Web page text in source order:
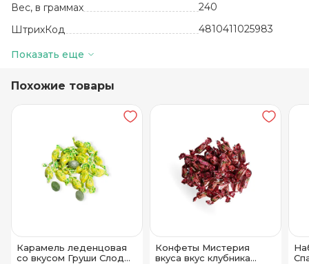
Вес, в граммах
240
ШтрихКод
4810411025983
Артикул
Жиры, в граммах (на 100 г)
19
Количество в упаковке
14
Срок годности
6 месяцев
от +15до +21
Углеводы, в граммах (на 100г)
Бренд
ОАО "Красный
пищевик"
Показать еще
Похожие товары
Карамель леденцовая
со вкусом Груши Слодыч
Конфеты Мистерия
вкуса вкус клубника